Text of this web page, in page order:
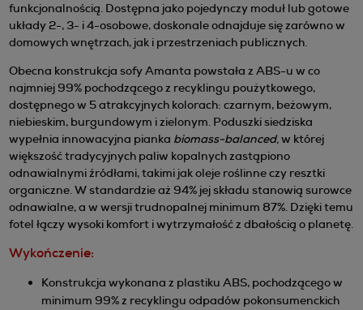
funkcjonalnością. Dostępna jako pojedynczy moduł lub gotowe
układy 2-, 3- i 4-osobowe, doskonale odnajduje się zarówno w
domowych wnętrzach, jak i przestrzeniach publicznych.
Obecna konstrukcja sofy Amanta powstała z ABS-u w co
najmniej 99% pochodzącego z recyklingu poużytkowego,
dostępnego w 5 atrakcyjnych kolorach: czarnym, beżowym,
niebieskim, burgundowym i zielonym. Poduszki siedziska
wypełnia innowacyjna pianka biomass-balanced,w której
większość tradycyjnych paliw kopalnych zastąpiono
odnawialnymi źródłami, takimi jak oleje roślinne czy resztki
organiczne. W standardzie aż 94% jej składu stanowią surowce
odnawialne, a w wersji trudnopalnej minimum 87%. Dzięki temu
fotel łączy wysoki komfort i wytrzymałość z dbałością o planetę.
Wykończenie:
Konstrukcja wykonana z plastiku ABS, pochodzącego w
minimum 99% z recyklingu odpadów pokonsumenckich